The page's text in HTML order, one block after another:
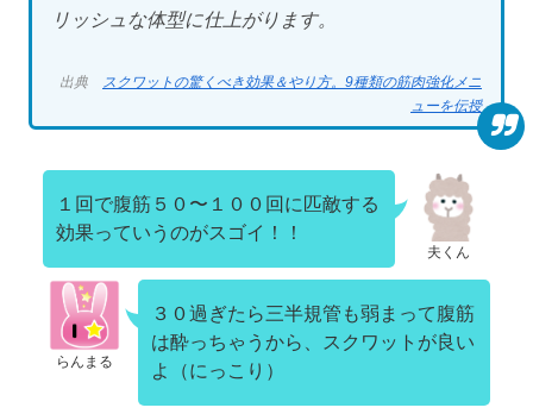
リッシュな体型に仕上がります。
出典 スクワットの驚くべき効果＆やり方。9種類の筋肉強化メニ
ューを伝授
夫くん
１回で腹筋５０〜１００回に匹敵する
効果っていうのがスゴイ！！
らんまる
３０過ぎたら三半規管も弱まって腹筋
は酔っちゃうから、スクワットが良い
よ（にっこり）